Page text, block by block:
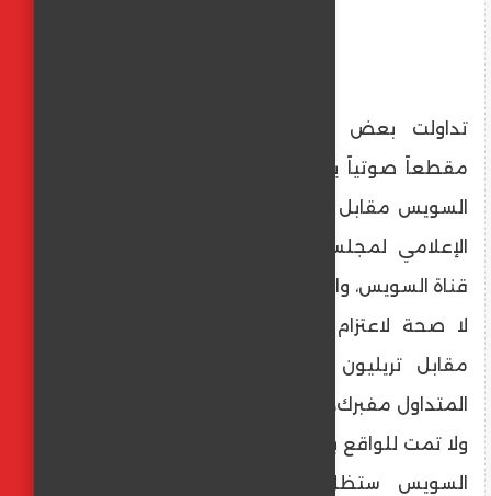
تداولت بعض صفحات التواصل الاجتماعي
مقطعاً صوتياً يزعم اعتزام الحكومة بيع قناة
السويس مقابل تريليون دولار، وقد قام المركز
الإعلامي لمجلس الوزراء بالتواصل مع هيئة
قناة السويس، والتي نفت تلك الأنباء، مُؤكدةً أنه
لا صحة لاعتزام الحكومة بيع قناة السويس
مقابل تريليون دولار، وأن المقطع الصوتي
المتداول مفبرك، والمعلومات الواردة به مزيفة
ولا تمت للواقع بأي صلة، مُشددةً على أن قناة
السويس ستظل مملوكة بالكامل للدولة